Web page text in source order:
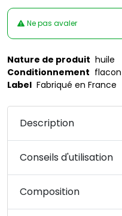
Ne pas avaler
Nature de produit huile
Conditionnement flacon
Label Fabriqué en France
Description
Conseils d'utilisation
Composition